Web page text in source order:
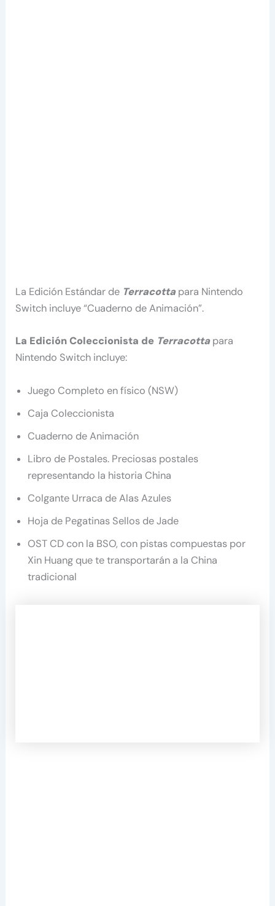
La Edición Estándar de Terracotta para Nintendo
Switch incluye “Cuaderno de Animación”.
La Edición Coleccionista de Terracotta para
Nintendo Switch incluye:
Juego Completo en físico (NSW)
Caja Coleccionista
Cuaderno de Animación
Libro de Postales. Preciosas postales
representando la historia China
Colgante Urraca de Alas Azules
Hoja de Pegatinas Sellos de Jade
OST CD con la BSO, con pistas compuestas por
Xin Huang que te transportarán a la China
tradicional